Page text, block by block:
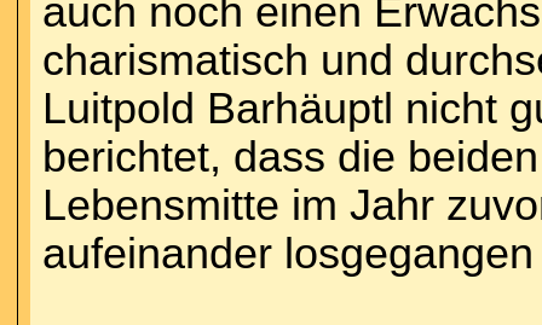
auch noch einen
charismatisch und
Luitpold Barhäuptl nicht
berichtet, dass die
Lebensmitte im Jahr
aufeinander